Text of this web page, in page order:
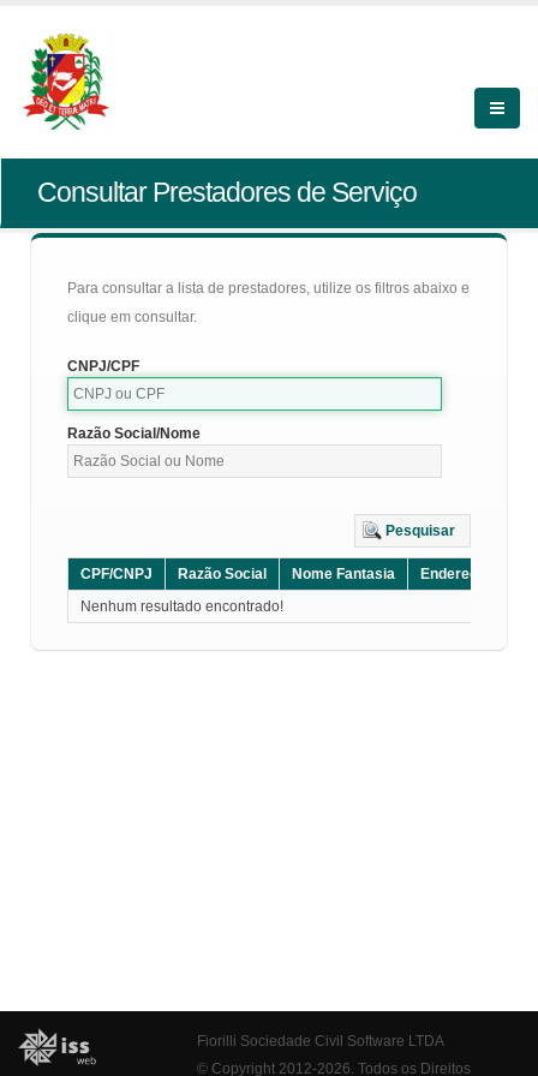
Consultar Prestadores de Serviço
Para consultar a lista de prestadores, utilize os filtros abaixo e
clique em consultar.
CNPJ/CPF
Razão Social/Nome
Pesquisar
CPF/CNPJ Razão Social Nome Fantasia Endereço
Nenhum resultado encontrado!
Fiorilli Sociedade Civil Software LTDA
© Copyright 2012-2026. Todos os Direitos